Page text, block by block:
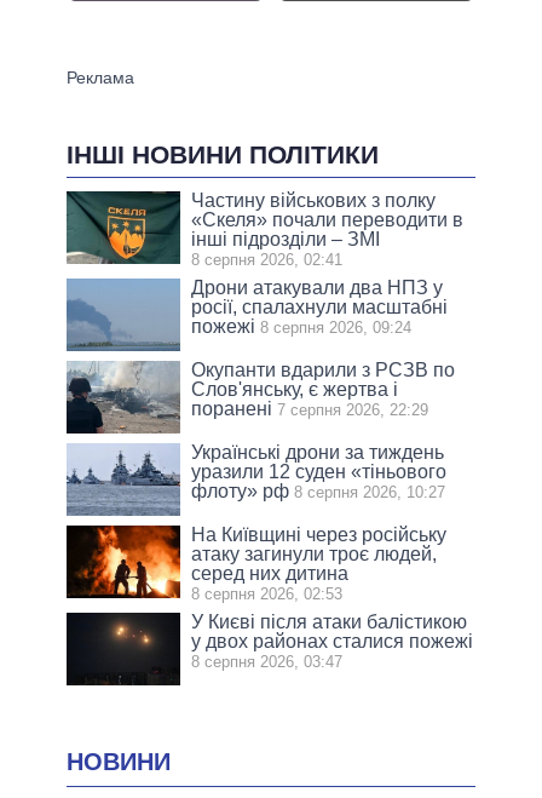
ІНШІ НОВИНИ ПОЛІТИКИ
Частину військових з полку
«Скеля» почали переводити в
інші підрозділи – ЗМІ
8 серпня 2026, 02:41
Дрони атакували два НПЗ у
росії, спалахнули масштабні
пожежі 8 серпня 2026, 09:24
Окупанти вдарили з РСЗВ по
Слов'янську, є жертва і
поранені 7 серпня 2026, 22:29
Українські дрони за тиждень
уразили 12 суден «тіньового
флоту» рф 8 серпня 2026, 10:27
На Київщині через російську
атаку загинули троє людей,
серед них дитина
8 серпня 2026, 02:53
У Києві після атаки балістикою
у двох районах сталися пожежі
8 серпня 2026, 03:47
НОВИНИ